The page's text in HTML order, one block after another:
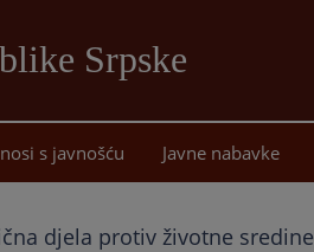
Srpske
sadržaj
s javnošću Javne nabavke
djela protiv životne sredine